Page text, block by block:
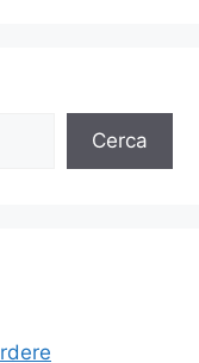
Cerca